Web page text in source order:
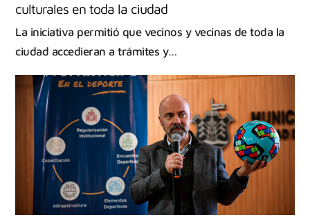
culturales en toda la ciudad
La iniciativa permitió que vecinos y vecinas de toda la
ciudad accedieran a trámites y…